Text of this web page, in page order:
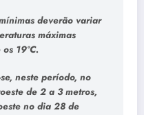
deverão variar
máximas
19ºC.
neste período, no
de 2 a 3 metros,
no dia 28 de